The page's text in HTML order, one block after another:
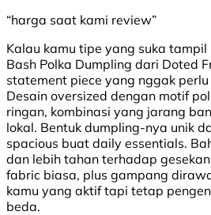
“harga saat kami review”
Kalau kamu tipe yang suka
Bash Polka Dumpling dari Doted
statement piece yang nggak
Desain oversized dengan motif
ringan, kombinasi yang jarang
lokal. Bentuk dumpling-nya unik
spacious buat daily essentials.
dan lebih tahan terhadap
fabric biasa, plus gampang
kamu yang aktif tapi tetap
beda.